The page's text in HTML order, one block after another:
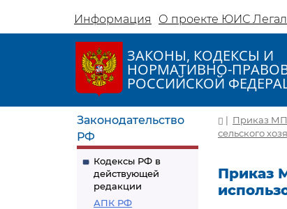
Информация О проекте ЮИС
ЗАКОНЫ, КОДЕКСЫ И
НОРМАТИВНО-
РОССИЙСКОЙ
Законодательство
РФ
Кодексы РФ в
действующей
редакции
АПК РФ
| Приказ
сельского
Приказ